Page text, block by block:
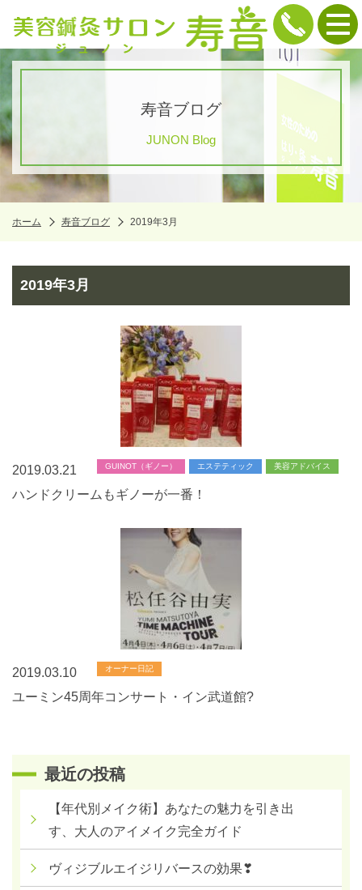
寿音ブログ
JUNON Blog
ホーム 寿音ブログ 2019年3月
2019年3月
2019.03.21 GUINOT（ギノー） エステティック 美容アドバイス
ハンドクリームもギノーが一番！
2019.03.10 オーナー日記
ユーミン45周年コンサート・イン武道館?
最近の投稿
【年代別メイク術】あなたの魅力を引き出
す、大人のアイメイク完全ガイド
ヴィジブルエイジリバースの効果❣